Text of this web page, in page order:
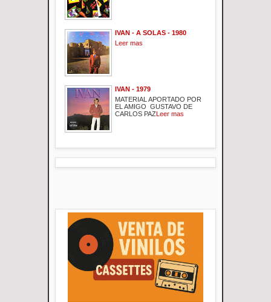
IVAN - A SOLAS - 1980
Leer mas
IVAN - 1979
MATERIAL APORTADO POR
EL AMIGO GUSTAVO DE
CARLOS PAZLeer mas